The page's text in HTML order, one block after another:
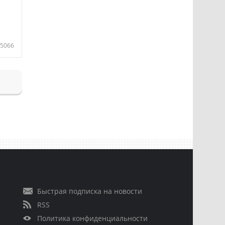
5066
Быстрая подписка на новости
RSS
Политика конфиденциальности